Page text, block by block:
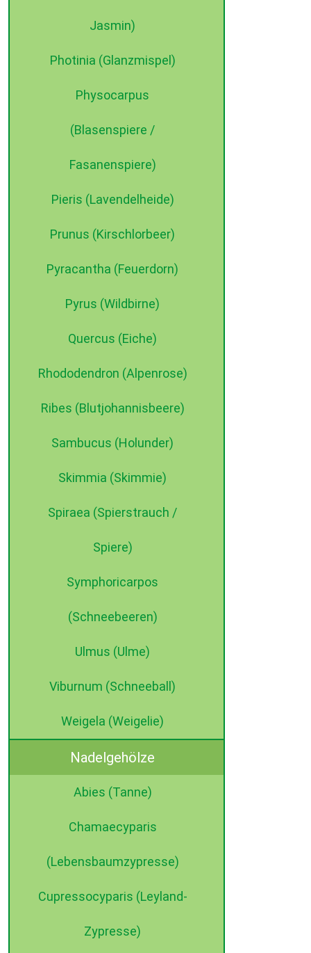
Jasmin)
Photinia (Glanzmispel)
Physocarpus
(Blasenspiere /
Fasanenspiere)
Pieris (Lavendelheide)
Prunus (Kirschlorbeer)
Pyracantha (Feuerdorn)
Pyrus (Wildbirne)
Quercus (Eiche)
Rhododendron (Alpenrose)
Ribes (Blutjohannisbeere)
Sambucus (Holunder)
Skimmia (Skimmie)
Spiraea (Spierstrauch /
Spiere)
Symphoricarpos
(Schneebeeren)
Ulmus (Ulme)
Viburnum (Schneeball)
Weigela (Weigelie)
Nadelgehölze
Abies (Tanne)
Chamaecyparis
(Lebensbaumzypresse)
Cupressocyparis (Leyland-
Zypresse)